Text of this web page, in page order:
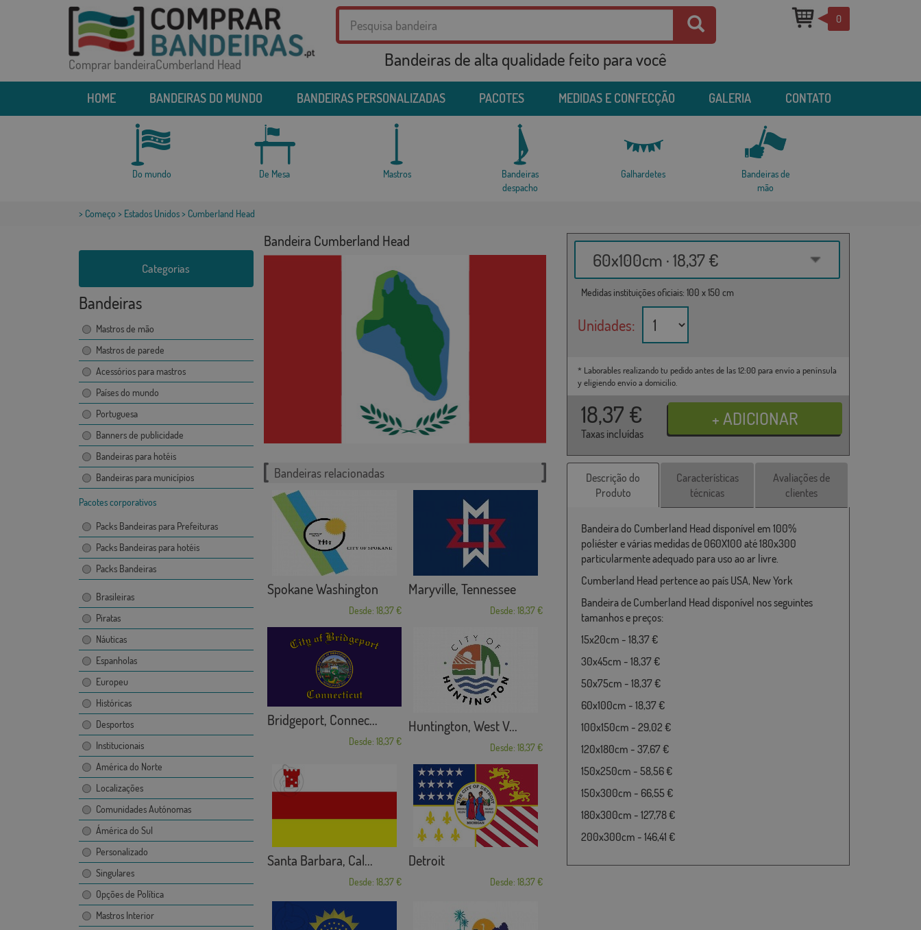
Comprar bandeiraCumberland Head Bandeiras de alta qualidade feito para você
0
HOME BANDEIRAS DO MUNDO BANDEIRAS PERSONALIZADAS PACOTES MEDIDAS E CONFECÇÃO GALERIA CONTATO
Do mundo De Mesa Mastros
Bandeiras
despacho
Galhardetes
Bandeiras de
mão
> Começo > Estados Unidos> Cumberland Head
Categorias
Bandeiras
Mastros de mão
Mastros de parede
Acessórios para mastros
Países do mundo
Portuguesa
Banners de publicidade
Bandeiras para hotéis
Bandeiras para municípios
Pacotes corporativos
Packs Bandeiras para Prefeituras
Packs Bandeiras para hotéis
Packs Bandeiras
Brasileiras
Piratas
Náuticas
Espanholas
Europeu
Históricas
Desportos
Institucionais
América do Norte
Localizações
Comunidades Autónomas
Ámérica do Sul
Personalizado
Singulares
Opções de Política
Mastros Interior
Bandeira Cumberland Head
60x100cm · 18,37 €
Medidas instituições oficiais: 100 x 150 cm
Unidades:
* Laborables realizando tu pedido antes de las 12:00 para envío a península
y eligiendo envío a domicilio.
18,37 €
Taxas incluídas
Bandeiras relacionadas
Spokane Washington
Desde: 18,37 €
Maryville, Tennessee
Desde: 18,37 €
Bridgeport, Connec...
Desde: 18,37 €
Huntington, West V...
Desde: 18,37 €
Santa Barbara, Cal...
Desde: 18,37 €
Detroit
Desde: 18,37 €
Descrição do
Produto
Características
técnicas
Avaliações de
clientes
Bandeira do Cumberland Head disponível em 100%
poliéster e várias medidas de 060X100 até 180x300
particularmente adequado para uso ao ar livre.
Cumberland Head pertence ao país USA, New York
Bandeira de Cumberland Head disponível nos seguintes
tamanhos e preços:
15x20cm - 18,37 €
30x45cm - 18,37 €
50x75cm - 18,37 €
60x100cm - 18,37 €
100x150cm - 29,02 €
120x180cm - 37,67 €
150x250cm - 58,56 €
150x300cm - 66,55 €
180x300cm - 127,78 €
200x300cm - 146,41 €